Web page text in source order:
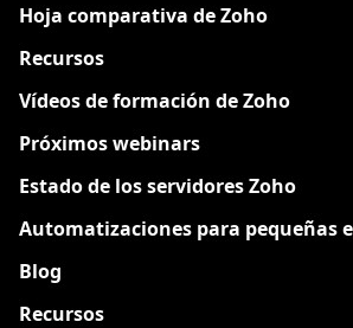
Hoja comparativa de Zoho
Recursos
Vídeos de formación de Zoho
Próximos webinars
Estado de los servidores Zoho
Automatizaciones para pequeñas
Blog
Recursos